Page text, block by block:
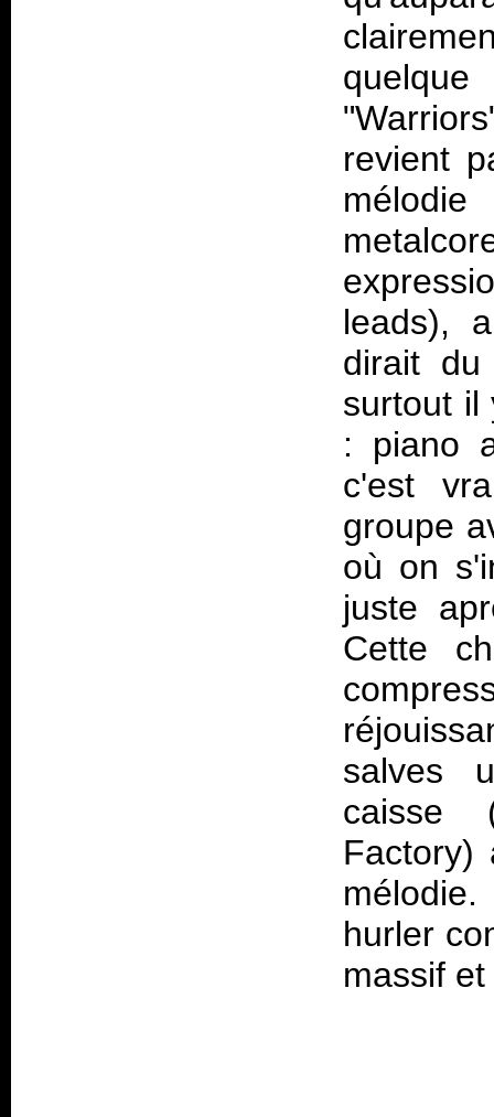
revient
leads),
dirait du
surtout il
: piano
c'est
groupe
où on
juste
Cette
salves
caisse
Factory)
hurler